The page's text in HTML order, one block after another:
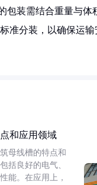
包装需结合重量与体
准分装，以确保运
和应用领域
母线槽的特点和
括良好的电气、
能。在应用上，